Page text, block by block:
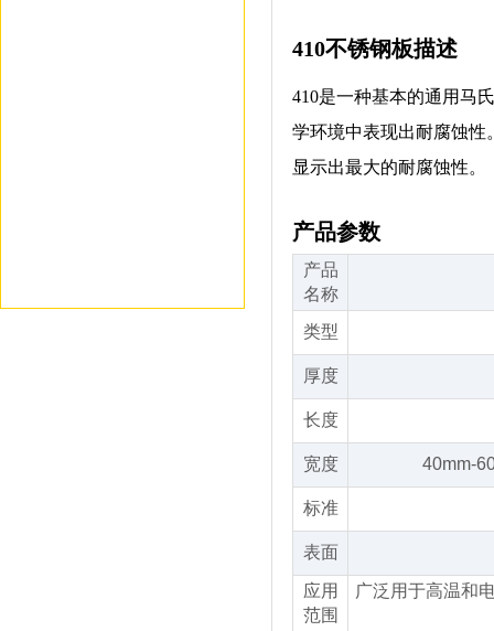
410不锈钢板描述
410是一种基本的通用马
学环境中表现出耐腐蚀性
显示出最大的耐腐蚀性。
产品参数
产品
名称
类型
厚度
长度
宽度 40mm-
标准
表面
应用
范围
广泛用于高温和